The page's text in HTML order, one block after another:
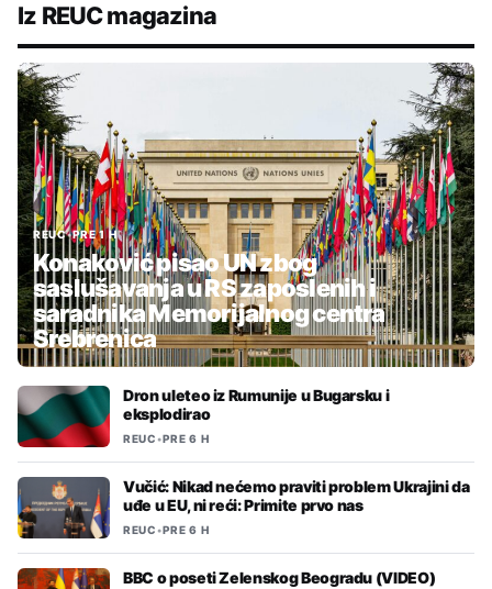
Iz REUC magazina
REUC•PRE 1 H
Konaković pisao UN zbog
saslušavanja u RS zaposlenih i
saradnika Memorijalnog centra
Srebrenica
Dron uleteo iz Rumunije u Bugarsku i
eksplodirao
REUC•PRE 6 H
Vučić: Nikad nećemo praviti problem Ukrajini da
uđe u EU, ni reći: Primite prvo nas
REUC•PRE 6 H
BBC o poseti Zelenskog Beogradu (VIDEO)